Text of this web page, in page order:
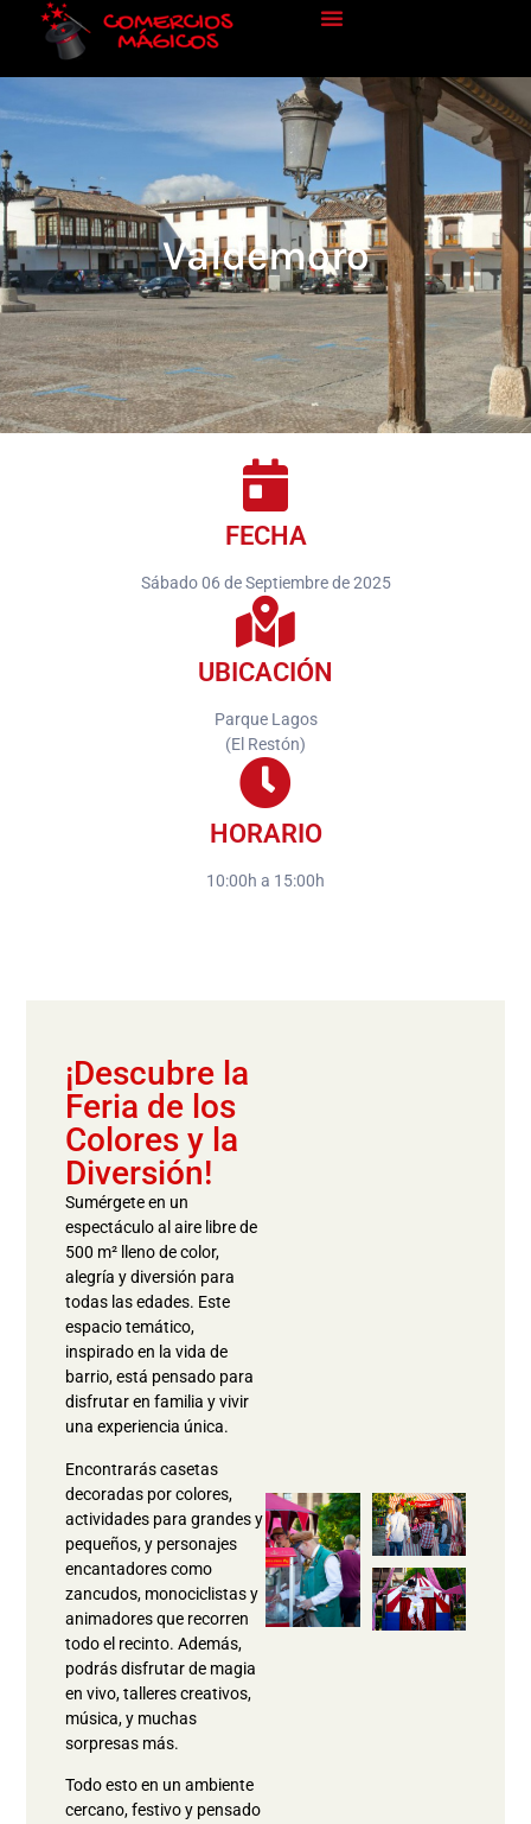
Valdemoro
FECHA
Sábado 06 de Septiembre de 2025
UBICACIÓN
Parque Lagos
(El Restón)
HORARIO
10:00h a 15:00h
¡Descubre la
Feria de los
Colores y la
Diversión!
Sumérgete en un
espectáculo al aire libre de
500 m² lleno de color,
alegría y diversión para
todas las edades. Este
espacio temático,
inspirado en la vida de
barrio, está pensado para
disfrutar en familia y vivir
una experiencia única.
Encontrarás casetas
decoradas por colores,
actividades para grandes y
pequeños, y personajes
encantadores como
zancudos, monociclistas y
animadores que recorren
todo el recinto. Además,
podrás disfrutar de magia
en vivo, talleres creativos,
música, y muchas
sorpresas más.
Todo esto en un ambiente
cercano, festivo y pensado